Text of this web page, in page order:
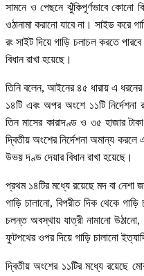
সামনে ও পেছনে ঝুঁকিপূর্ণভাবে কোনো
ওঠানামা করানো যাবে না। সাইড করে
রং সাইট দিয়ে গাড়ি চলাচল করতে
বিধান রাখা হয়েছে।
তিনি বলেন, আইনের ৪৫ ধারায় এ
১৪টি এবং অপর অংশে ১১টি
তিন মাসের কারাদণ্ড ও ৩৫ হাজার
দ্বিতীয় অংশের নির্দেশনা অমান্য করলে
উভয় দণ্ড দেয়ার বিধান রাখা হয়েছে।
প্রথম ১৪টির মধ্যে রয়েছে মদ বা নেশা
গাড়ি চালানো, বিপরীত দিক থেকে গাড়ি
চলন্ত অবস্থায় যাত্রী নামানো
ফুটপথের ওপর দিয়ে গাড়ি চালানো
দ্বিতীয় অংশের ১১টির মধ্যে রয়েছে